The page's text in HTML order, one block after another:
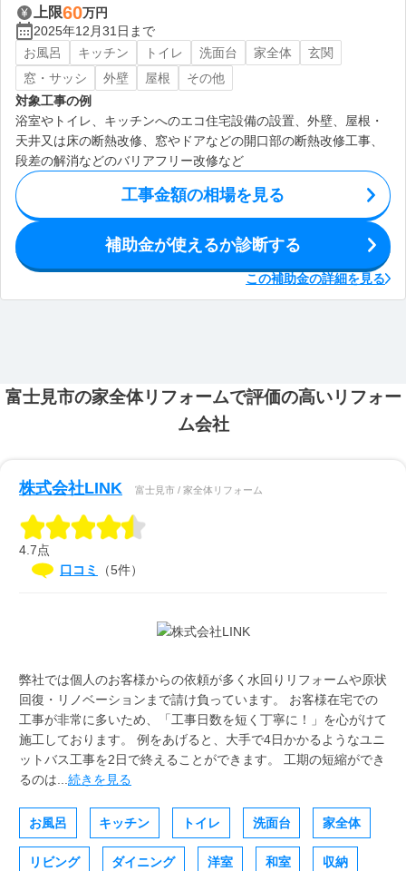
上限60万円
2025年12月31日まで
お風呂
キッチン トイレ 洗面台 家全体
玄関
窓・サッシ
外壁 屋根
その他
対象工事の例
浴室やトイレ、キッチンへのエコ住宅設備の設置、外壁、屋根・
天井又は床の断熱改修、窓やドアなどの開口部の断熱改修工事、
段差の解消などのバリアフリー改修など
工事金額の相場を見る
補助金が使えるか診断する
この補助金の詳細を見る
富士見市の家全体リフォームで評価の高いリフォー
ム会社
株式会社LINK 富士見市 / 家全体リフォーム
4.7点
口コミ
（5件）
弊社では個人のお客様からの依頼が多く水回りリフォームや原状
回復・リノベーションまで請け負っています。 お客様在宅での
工事が非常に多いため、「工事日数を短く丁寧に！」を心がけて
施工しております。 例をあげると、大手で4日かかるようなユニ
ットバス工事を2日で終えることができます。 工期の短縮ができ
るのは... 続きを見る
お風呂 キッチン トイレ 洗面台 家全体
リビング ダイニング 洋室 和室 収納